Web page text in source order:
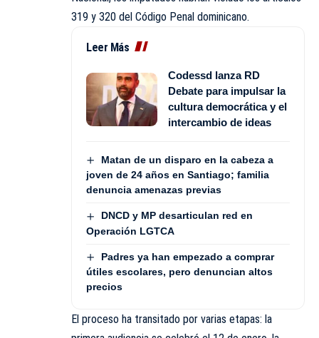
319 y 320 del Código Penal dominicano.
Leer Más
Codessd lanza RD
Debate para impulsar la
cultura democrática y el
intercambio de ideas
Matan de un disparo en la cabeza a
joven de 24 años en Santiago; familia
denuncia amenazas previas
DNCD y MP desarticulan red en
Operación LGTCA
Padres ya han empezado a comprar
útiles escolares, pero denuncian altos
precios
El proceso ha transitado por varias etapas: la